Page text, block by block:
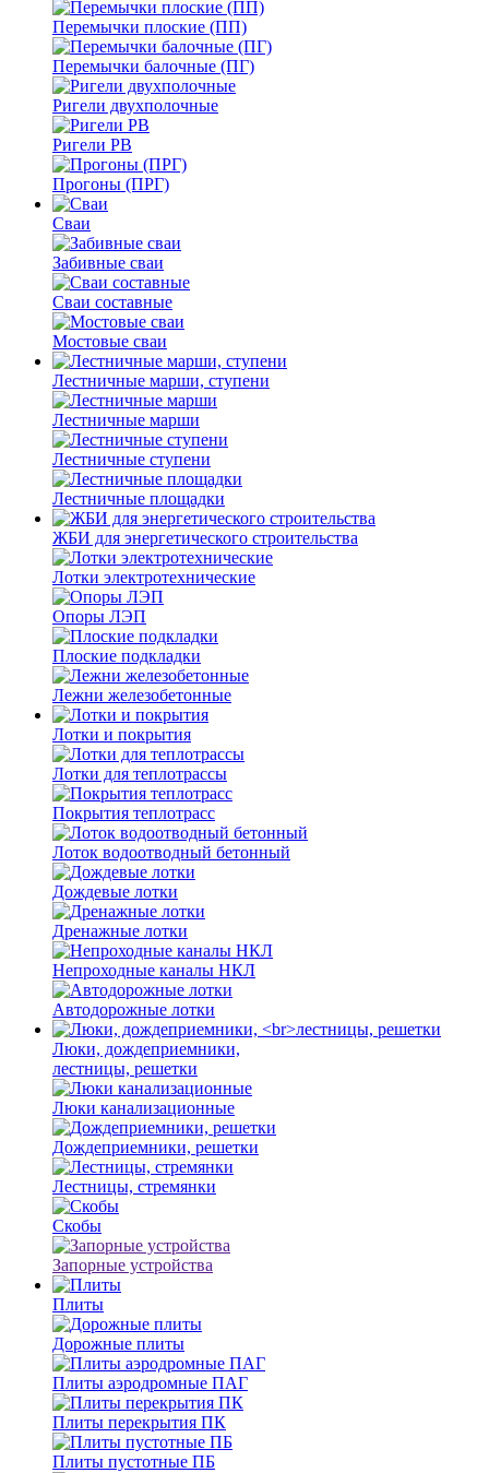
Перемычки плоские (ПП)
Перемычки балочные (ПГ)
Ригели двухполочные
Ригели РВ
Прогоны (ПРГ)
Сваи
Забивные сваи
Сваи составные
Мостовые сваи
Лестничные марши, ступени
Лестничные марши
Лестничные ступени
Лестничные площадки
ЖБИ для энергетического строительства
Лотки электротехнические
Опоры ЛЭП
Плоские подкладки
Лежни железобетонные
Лотки и покрытия
Лотки для теплотрассы
Покрытия теплотрасс
Лоток водоотводный бетонный
Дождевые лотки
Дренажные лотки
Непроходные каналы НКЛ
Автодорожные лотки
Люки, дождеприемники,
лестницы, решетки
Люки канализационные
Дождеприемники, решетки
Лестницы, стремянки
Скобы
Запорные устройства
Плиты
Дорожные плиты
Плиты аэродромные ПАГ
Плиты перекрытия ПК
Плиты пустотные ПБ